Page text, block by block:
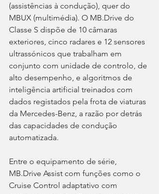
(assistências à condução), quer do
MBUX (multimédia). O MB.Drive do
Classe S dispõe de 10 câmaras
exteriores, cinco radares e 12 sensores
ultrassónicos que trabalham em
conjunto com unidade de controlo, de
alto desempenho, e algoritmos de
inteligência artificial treinados com
dados registados pela frota de viaturas
da Mercedes-Benz, a razão por detrás
das capacidades de condução
automatizada.
Entre o equipamento de série,
MB.Drive Assist com funções como o
Cruise Control adaptativo com